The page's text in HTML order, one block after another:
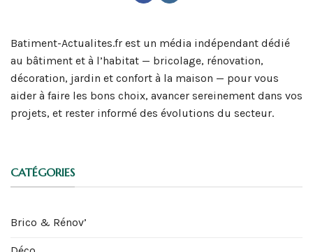
Batiment-Actualites.fr est un média indépendant dédié
au bâtiment et à l’habitat — bricolage, rénovation,
décoration, jardin et confort à la maison — pour vous
aider à faire les bons choix, avancer sereinement dans vos
projets, et rester informé des évolutions du secteur.
CATÉGORIES
Brico & Rénov’